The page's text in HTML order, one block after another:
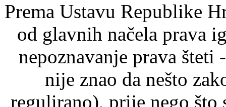
Prema Ustavu Republike
od glavnih načela prava
nepoznavanje prava šteti
nije znao da nešto
regulirano), prije nego što